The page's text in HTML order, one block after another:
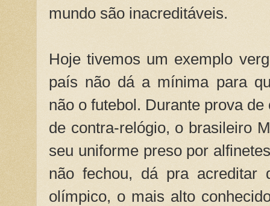
mundo são inacreditáveis.
Hoje tivemos um exemplo
país não dá a mínima para
não o futebol. Durante prova
de contra-relógio, o brasileiro
seu uniforme preso por
não fechou, dá pra acreditar
olímpico, o mais alto